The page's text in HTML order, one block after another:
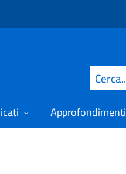
Cerca
Approfondimenti